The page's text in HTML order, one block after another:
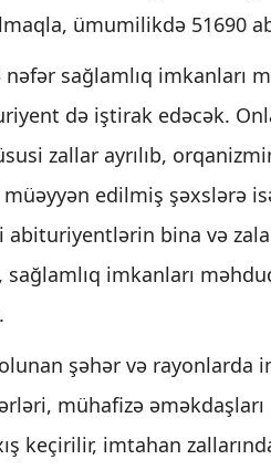
ümumilikdə 51690
sağlamlıq imkanları
də iştirak edəcək.
zallar ayrılıb,
edilmiş şəxslərə
bina və
sağlamlıq imkanları
şəhər və
mühafizə
keçirilir, imtahan